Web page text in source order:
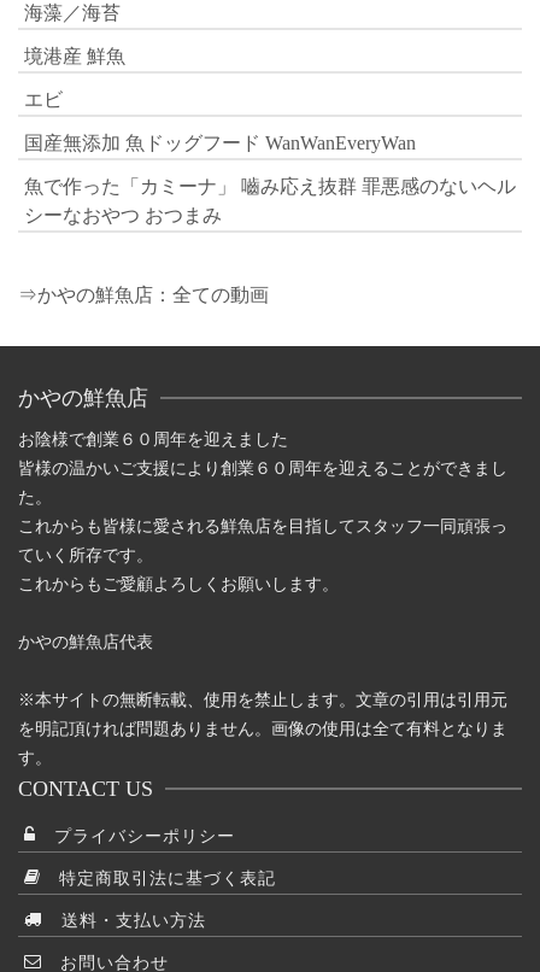
海藻／海苔
境港産 鮮魚
エビ
国産無添加 魚ドッグフード WanWanEveryWan
魚で作った「カミーナ」 嚙み応え抜群 罪悪感のないヘル
シーなおやつ おつまみ
⇒かやの鮮魚店：全ての動画
かやの鮮魚店
お陰様で創業６０周年を迎えました
皆様の温かいご支援により創業６０周年を迎えることができまし
た。
これからも皆様に愛される鮮魚店を目指してスタッフ一同頑張っ
ていく所存です。
これからもご愛顧よろしくお願いします。
かやの鮮魚店代表
※本サイトの無断転載、使用を禁止します。文章の引用は引用元
を明記頂ければ問題ありません。画像の使用は全て有料となりま
す。
CONTACT US
プライバシーポリシー
特定商取引法に基づく表記
送料・支払い方法
お問い合わせ